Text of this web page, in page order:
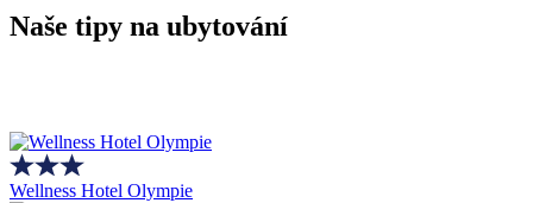
Naše tipy na ubytování
Wellness Hotel Olympie